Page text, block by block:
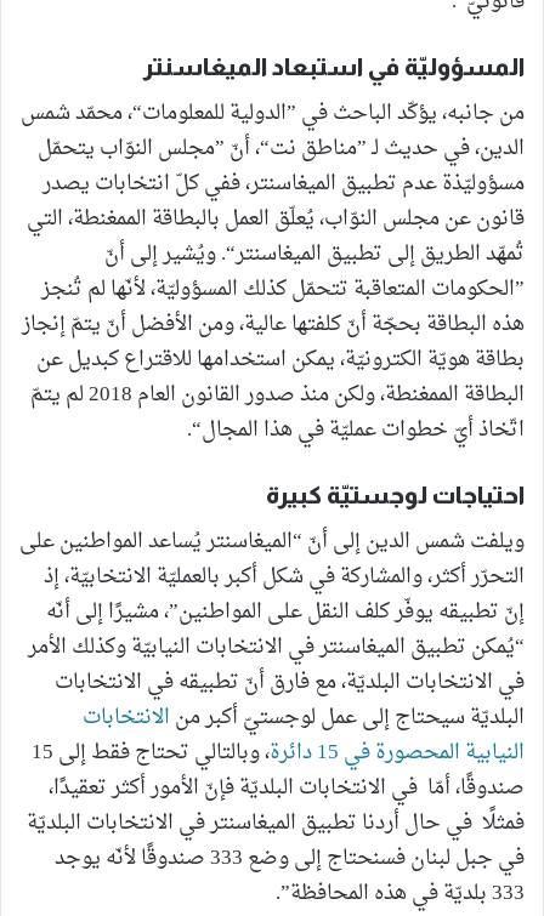
المسؤوليّة في استبعاد الميغاسنتر
من جانبه، يؤكّد الباحث في ”الدولية للمعلومات“، محمّد شمس
الدين، في حديث لـ ”مناطق نت“، أنّ ”مجلس النوّاب يتحمّل
مسؤوليّذة عدم تطبيق الميغاسنتر، ففي كلّ انتخابات يصدر
قانون عن مجلس النوّاب، يُعلّق العمل بالبطاقة الممغنطة، التي
تُمهّد الطريق إلى تطبيق الميغاسنتر“. ويُشير إلى أنّ
”الحكومات المتعاقبة تتحمّل كذلك المسؤوليّة، لأنّها لم تُنجز
هذه البطاقة بحجّة أنّ كلفتها عالية، ومن الأفضل أنّ يتمّ إنجاز
بطاقة هويّة الكترونيّة، يمكن استخدامها للاقتراع كبديل عن
البطاقة الممغنطة، ولكن منذ صدور القانون العام 2018 لم يتمّ
اتّخاذ أيّ خطوات عمليّة في هذا المجال“.
احتياجات لوجستيّة كبيرة
ويلفت شمس الدين إلى أنّ “الميغاسنتر يُساعد المواطنين على
التحرّر أكثر، والمشاركة في شكل أكبر بالعمليّة الانتخابيّة، إذ
إنّ تطبيقه يوفّر كلف النقل على المواطنين”، مشيرًا إلى أنّه
“يُمكن تطبيق الميغاسنتر في الانتخابات النيابيّة وكذلك الأمر
في الانتخابات البلديّة، مع فارق أنّ تطبيقه في الانتخابات
البلديّة سيحتاج إلى عمل لوجستيّ أكبر منالانتخابات
النيابية المحصورة في 15 دائرة
، وبالتالي تحتاج فقط إلى 15
صندوقًا، أمّا في الانتخابات البلديّة فإنّ الأمور أكثر تعقيدًا،
فمثلًا في حال أردنا تطبيق الميغاسنتر في الانتخابات البلديّة
في جبل لبنان فسنحتاج إلى وضع 333 صندوقًا لأنّه يوجد
333 بلديّة في هذه المحافظة”.